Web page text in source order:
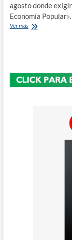
agosto donde
Economía
Ver másLos